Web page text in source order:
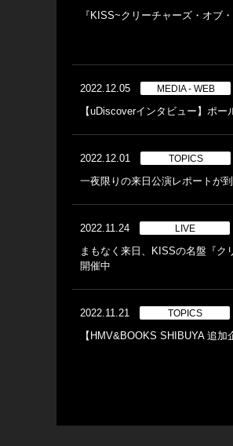
『KISS~クリーチャーズ・オブ
2022.12.05 MEDIA - WEB
【uDiscoverインタビュー】ポ
2022.12.01 TOPICS
一夜限りの来日公演レポートが
2022.11.24 LIVE
まもなく来日、KISSの名盤『ク
開催中
2022.11.21 TOPICS
【HMV&BOOKS SHIBUYA 追